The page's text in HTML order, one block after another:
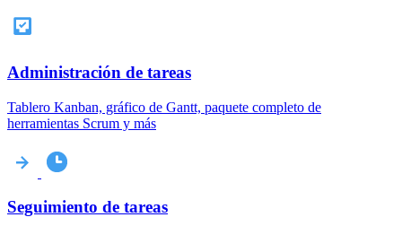
Administración de tareas
Tablero Kanban, gráfico de Gantt, paquete completo de
herramientas Scrum y más
Seguimiento de tareas